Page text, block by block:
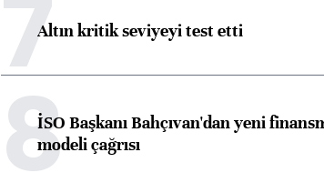
7Altın kritik seviyeyi test etti
8İSO Başkanı Bahçıvan'dan yeni
modeli çağrısı